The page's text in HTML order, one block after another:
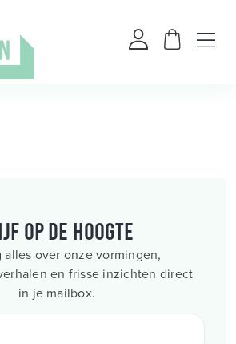
op de hoogte
alles over onze vormingen,
en frisse inzichten direct
in je mailbox.